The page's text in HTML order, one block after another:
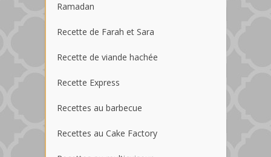
Ramadan
Recette de Farah et Sara
Recette de viande hachée
Recette Express
Recettes au barbecue
Recettes au Cake Factory